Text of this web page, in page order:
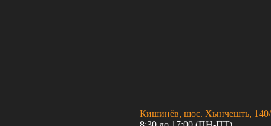
Кишинёв, шос. Хынчешть,